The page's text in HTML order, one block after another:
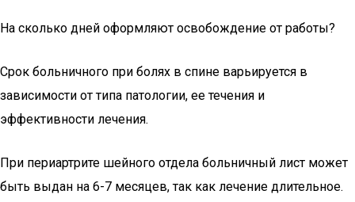
На сколько дней оформляют освобождение от работы?
Срок больничного при болях в спине варьируется в
зависимости от типа патологии, ее течения и
эффективности лечения.
При периартрите шейного отдела больничный лист может
быть выдан на 6-7 месяцев, так как лечение длительное.